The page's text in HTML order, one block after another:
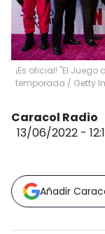
¡Es oficial! "El
temporada / Getty
Caracol Radio
13/06/2022 -
Añadir